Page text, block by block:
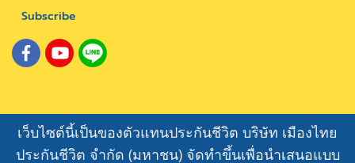
Subscribe
เว็บไซต์นี้เป็นของตัวแทนประกันชีวิต บริษัท เมืองไทย
ประกันชีวิต จำกัด (มหาชน) จัดทำขึ้นเพื่อนำเสนอแบบ